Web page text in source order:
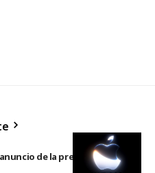
de la presentación